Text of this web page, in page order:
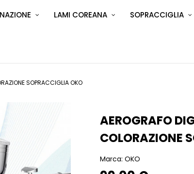
LAMI COREANA SOPRACCIGLIA
SOPRACCIGLIA OKO
AEROGRAFO
COLORAZIONE
Marca: OKO